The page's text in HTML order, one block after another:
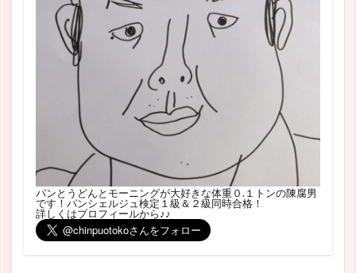
パンとうどんとモーニングが大好きな体重０.１トンの陳腐男
です！パンシェルジュ検定１級＆２級同時合格！
詳しくはプロフィールから♪♪